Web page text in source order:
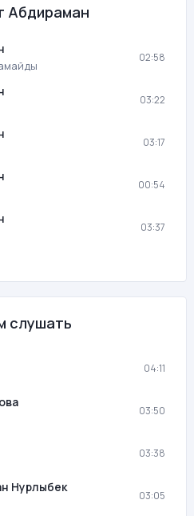
Абдираман
02:58
03:22
03:17
00:54
03:37
слушать
04:11
03:50
03:38
Нурлыбек
03:05